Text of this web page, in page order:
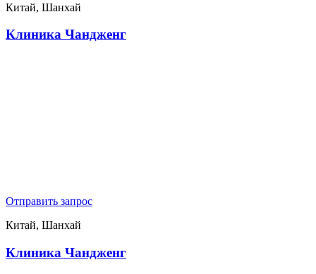
Китай, Шанхай
Клиника Чандженг
Отправить запрос
Китай, Шанхай
Клиника Чандженг